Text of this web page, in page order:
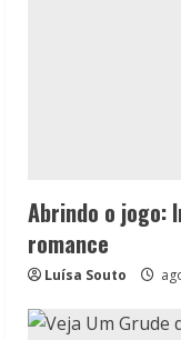
Abrindo o jogo:
romance
Luísa Souto